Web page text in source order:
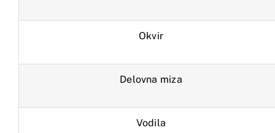
Okvir
Delovna miza
Vodila